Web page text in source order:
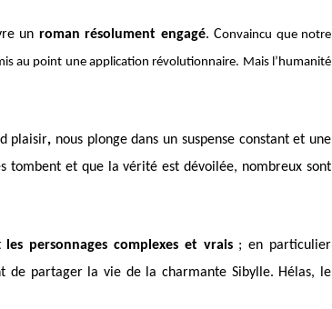
un roman résolument engagé. Convaincu que notre
au point une application révolutionnaire. Mais l’humanité
plaisir, nous plonge dans un suspense constant et une
tombent et que la vérité est dévoilée, nombreux sont
les personnages complexes et vrais ; en particulier
de partager la vie de la charmante Sibylle. Hélas, le